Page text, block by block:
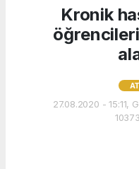
Kronik
27.08.2020 - 15:11,